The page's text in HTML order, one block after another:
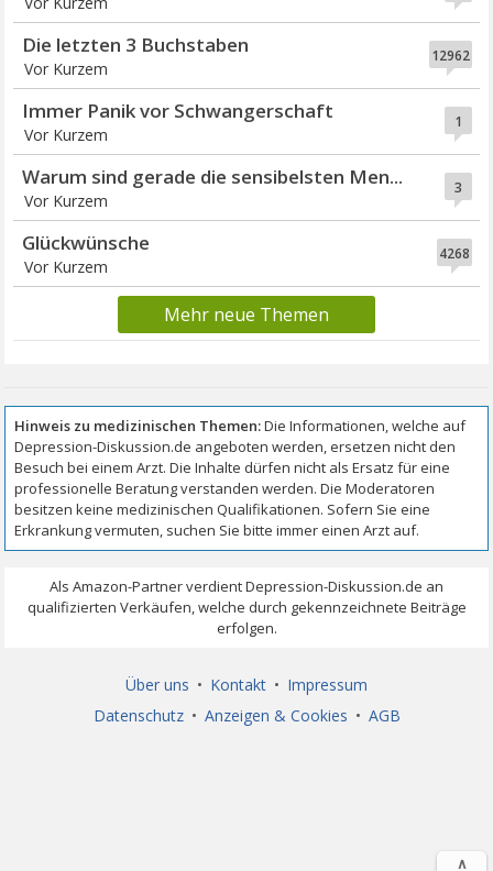
12962
Die letzten 3 Buchstaben
Vor Kurzem
1
Immer Panik vor Schwangerschaft
Vor Kurzem
3
Warum sind gerade die sensibelsten Men...
Vor Kurzem
4268
Glückwünsche
Vor Kurzem
Mehr neue Themen
Über uns • Kontakt • Impressum
Datenschutz • Anzeigen & Cookies • AGB
∧